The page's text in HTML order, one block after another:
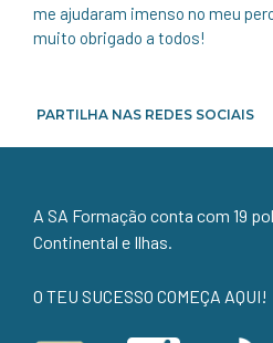
me ajudaram imenso no meu
muito obrigado a todos!
PARTILHA NAS REDES SOCIAIS
A SA Formação conta com 19
Continental e Ilhas.
O TEU SUCESSO COMEÇA AQUI!